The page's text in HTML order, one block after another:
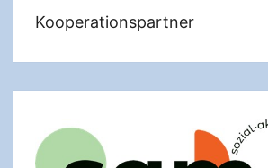
Kooperationspartner